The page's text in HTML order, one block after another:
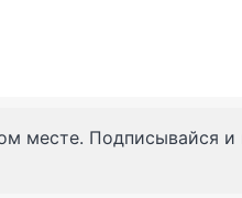
месте. Подписывайся и